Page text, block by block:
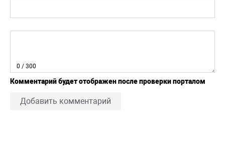
0 / 300
Комментарий будет отображен после проверки порталом
Добавить комментарий